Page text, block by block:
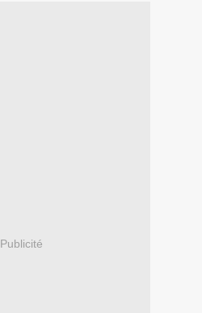
Publicité